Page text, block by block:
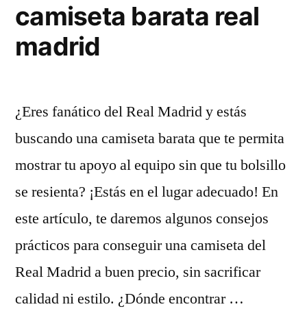
camiseta barata real
madrid
¿Eres fanático del Real Madrid y estás
buscando una camiseta barata que te permita
mostrar tu apoyo al equipo sin que tu bolsillo
se resienta? ¡Estás en el lugar adecuado! En
este artículo, te daremos algunos consejos
prácticos para conseguir una camiseta del
Real Madrid a buen precio, sin sacrificar
calidad ni estilo. ¿Dónde encontrar …